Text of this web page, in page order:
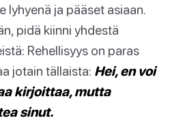
lyhyenä ja pääset asiaan.
pidä kiinni yhdestä
Rehellisyys on paras
jotain tällaista: Hei, en voi
kirjoittaa, mutta
sinut.